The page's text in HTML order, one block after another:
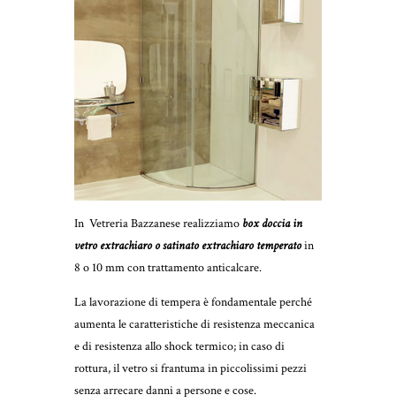
In Vetreria Bazzanese realizziamo box doccia in
vetro extrachiaro o satinato extrachiaro temperatoin
8 o 10 mm con trattamento anticalcare.
La lavorazione di tempera è fondamentale perché
aumenta le caratteristiche di resistenza meccanica
e di resistenza allo shock termico; in caso di
rottura, il vetro si frantuma in piccolissimi pezzi
senza arrecare danni a persone e cose.